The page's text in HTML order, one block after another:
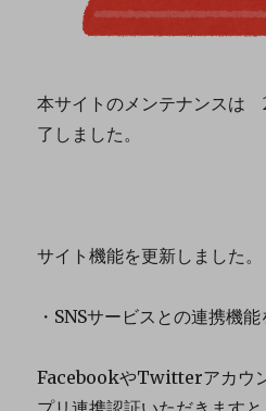
本サイトのメンテナンスは
了しました。
サイト機能を更新しました。
・SNSサービスとの連携機能
FacebookやTwitterアカウ